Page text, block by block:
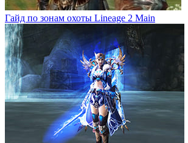
Гайд по зонам охоты Lineage 2 Main